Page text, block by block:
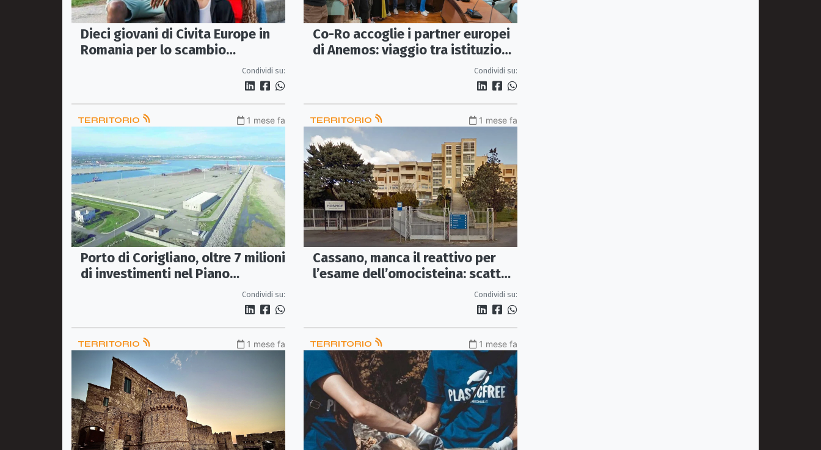
Dieci giovani di Civita Europe in
Romania per lo scambio
Condividi su:
Co-Ro accoglie i partner europei
di Anemos: viaggio tra istituzioni,
storia e identità del territorioCondividi su:
TERRITORIO 1 mese fa
Porto di Corigliano, oltre 7 milioni
di investimenti nel Piano
Condividi su:
TERRITORIO 1 mese fa
Cassano, manca il reattivo per
l’esame dell’omocisteina: scatta
Condividi su:
TERRITORIO 1 mese fa TERRITORIO 1 mese fa